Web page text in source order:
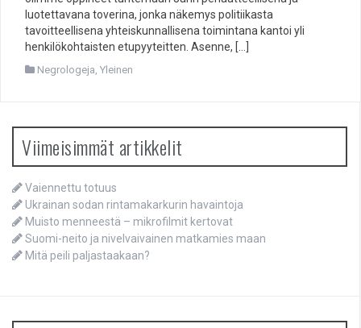
luotettavana toverina, jonka näkemys politiikasta
tavoitteellisena yhteiskunnallisena toimintana kantoi yli
henkilökohtaisten etupyyteitten. Asenne, […]
Negrologeja, Yleinen
Viimeisimmät artikkelit
Vaiennettu totuus
Ukrainan sodan rintamakarkurin havaintoja
Muisto menneestä – mikrofilmit kertovat
Suomi-neito ja nivelvaivainen matkamies maan
Mitä peili paljastaakaan?